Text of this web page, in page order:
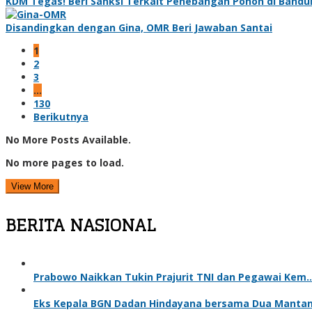
Disandingkan dengan Gina, OMR Beri Jawaban Santai
1
2
3
…
130
Berikutnya
No More Posts Available.
No more pages to load.
View More
BERITA NASIONAL
Prabowo Naikkan Tukin Prajurit TNI dan Pegawai
Eks Kepala BGN Dadan Hindayana bersama Dua